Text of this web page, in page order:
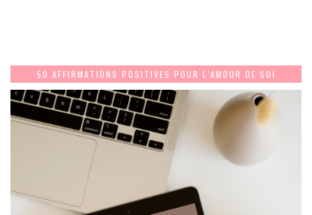
50 AFFIRMATIONS POSITIVES POUR L’AMOUR DE SOI